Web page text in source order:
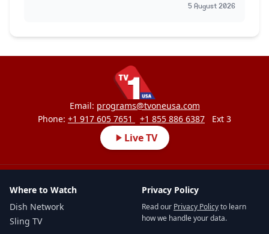
5 August 2026
Email: programs@tvoneusa.com
Phone: +1 917 605 7651 +1 855 886 6387 Ext 3
Live TV
Where to Watch
Dish Network
Sling TV
Privacy Policy
Read our Privacy Policyto learn
how we handle your data.